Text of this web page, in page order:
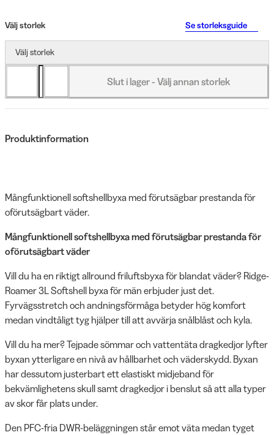
Välj storlek Se storleksguide
Välj storlek
Slut i lager - Välj annan storlek
Produktinformation
Mångfunktionell softshellbyxa med förutsägbar prestanda för
oförutsägbart väder.
Mångfunktionell softshellbyxa med förutsägbar prestanda för
oförutsägbart väder
Vill du ha en riktigt allround friluftsbyxa för blandat väder? Ridge-
Roamer 3L Softshell byxa för män erbjuder just det.
Fyrvägsstretch och andningsförmåga betyder hög komfort
medan vindtåligt tyg hjälper till att avvärja snålblåst och kyla.
Vill du ha mer? Tejpade sömmar och vattentäta dragkedjor lyfter
byxan ytterligare en nivå av hållbarhet och väderskydd. Byxan
har dessutom justerbart ett elastiskt midjeband för
bekvämlighetens skull samt dragkedjor i benslut så att alla typer
av skor får plats under.
Den PFC-fria DWR-beläggningen står emot väta medan tyget